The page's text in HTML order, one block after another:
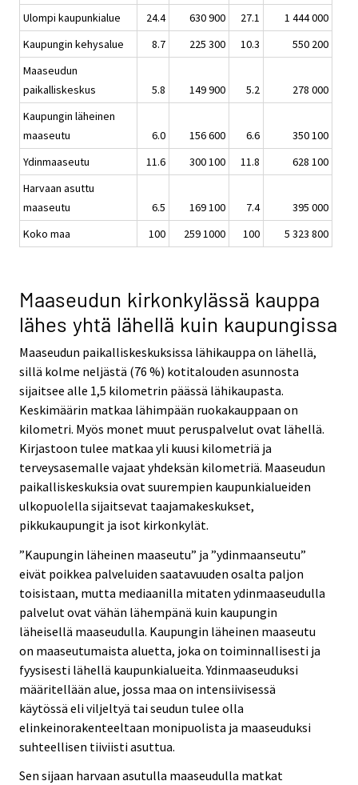
Ulompi kaupunkialue
24.4 630 900 27.1
1 444 000
Kaupungin kehysalue
8.7 225 300 10.3
550 200
Maaseudun
paikalliskeskus
5.8 149 900 5.2
278 000
Kaupungin läheinen
maaseutu
6.0 156 600 6.6
350 100
Ydinmaaseutu
11.6 300 100 11.8
628 100
Harvaan asuttu
maaseutu
6.5 169 100 7.4
395 000
Koko maa
100 259 1000 100 5 323 800
Maaseudun kirkonkylässä kauppa
lähes yhtä lähellä kuin kaupungissa
Maaseudun paikalliskeskuksissa lähikauppa on lähellä,
sillä kolme neljästä (76 %) kotitalouden asunnosta
sijaitsee alle 1,5 kilometrin päässä lähikaupasta.
Keskimäärin matkaa lähimpään ruokakauppaan on
kilometri. Myös monet muut peruspalvelut ovat lähellä.
Kirjastoon tulee matkaa yli kuusi kilometriä ja
terveysasemalle vajaat yhdeksän kilometriä. Maaseudun
paikalliskeskuksia ovat suurempien kaupunkialueiden
ulkopuolella sijaitsevat taajamakeskukset,
pikkukaupungit ja isot kirkonkylät.
”Kaupungin läheinen maaseutu” ja ”ydinmaanseutu”
eivät poikkea palveluiden saatavuuden osalta paljon
toisistaan, mutta mediaanilla mitaten ydinmaaseudulla
palvelut ovat vähän lähempänä kuin kaupungin
läheisellä maaseudulla. Kaupungin läheinen maaseutu
on maaseutumaista aluetta, joka on toiminnallisesti ja
fyysisesti lähellä kaupunkialueita. Ydinmaaseuduksi
määritellään alue, jossa maa on intensiivisessä
käytössä eli viljeltyä tai seudun tulee olla
elinkeinorakenteeltaan monipuolista ja maaseuduksi
suhteellisen tiiviisti asuttua.
Sen sijaan harvaan asutulla maaseudulla matkat